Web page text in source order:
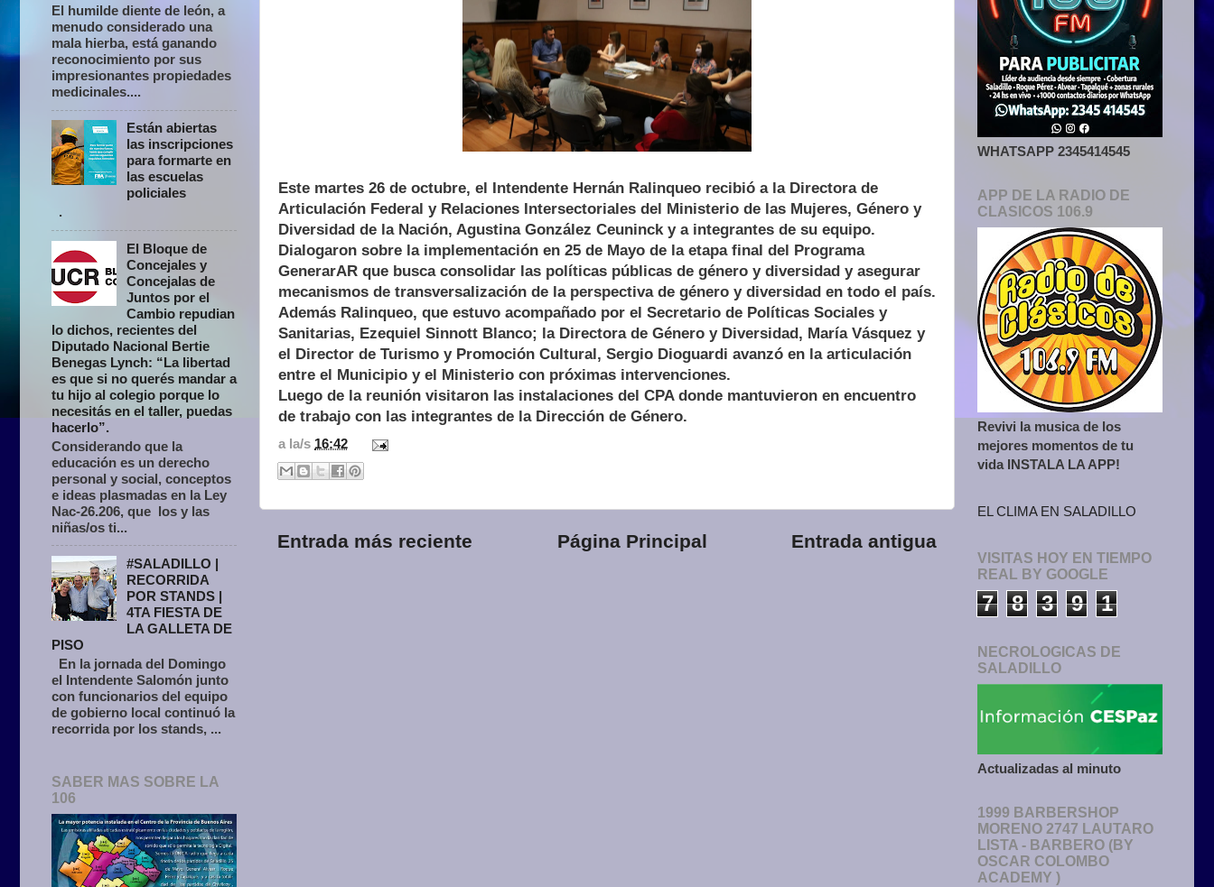
Este martes 26 de octubre, el Intendente Hernán Ralinqueo recibió a la Directora de
Articulación Federal y Relaciones Intersectoriales del Ministerio de las Mujeres, Género y
Diversidad de la Nación, Agustina González Ceuninck y a integrantes de su equipo.
Dialogaron sobre la implementación en 25 de Mayo de la etapa final del Programa
GenerarAR que busca consolidar las políticas públicas de género y diversidad y asegurar
mecanismos de transversalización de la perspectiva de género y diversidad en todo el país.
Además Ralinqueo, que estuvo acompañado por el Secretario de Políticas Sociales y
Sanitarias, Ezequiel Sinnott Blanco; la Directora de Género y Diversidad, María Vásquez y
el Director de Turismo y Promoción Cultural, Sergio Dioguardi avanzó en la articulación
entre el Municipio y el Ministerio con próximas intervenciones.
Luego de la reunión visitaron las instalaciones del CPA donde mantuvieron en encuentro
de trabajo con las integrantes de la Dirección de Género.
a la/s 16:42
Entrada más reciente Entrada antigua
Página Principal
El humilde diente de león, a
menudo considerado una
mala hierba, está ganando
reconocimiento por sus
impresionantes propiedades
medicinales....
Están abiertas
las inscripciones
para formarte en
las escuelas
policiales
.
El Bloque de
Concejales y
Concejalas de
Juntos por el
Cambio repudian
lo dichos, recientes del
Diputado Nacional Bertie
Benegas Lynch: “La libertad
es que si no querés mandar a
tu hijo al colegio porque lo
necesitás en el taller, puedas
hacerlo”.
Considerando que la
educación es un derecho
personal y social, conceptos
e ideas plasmadas en la Ley
Nac-26.206, que los y las
niñas/os ti...
#SALADILLO |
RECORRIDA
POR STANDS |
4TA FIESTA DE
LA GALLETA DE
PISO
En la jornada del Domingo
el Intendente Salomón junto
con funcionarios del equipo
de gobierno local continuó la
recorrida por los stands, ...
SABER MAS SOBRE LA
106
WHATSAPP 2345414545
APP DE LA RADIO DE
CLASICOS 106.9
Revivi la musica de los
mejores momentos de tu
vida INSTALA LA APP!
EL CLIMA EN SALADILLO
VISITAS HOY EN TIEMPO
REAL BY GOOGLE
7 8 3 9 1
NECROLOGICAS DE
SALADILLO
Actualizadas al minuto
1999 BARBERSHOP
MORENO 2747 LAUTARO
LISTA - BARBERO (BY
OSCAR COLOMBO
ACADEMY )